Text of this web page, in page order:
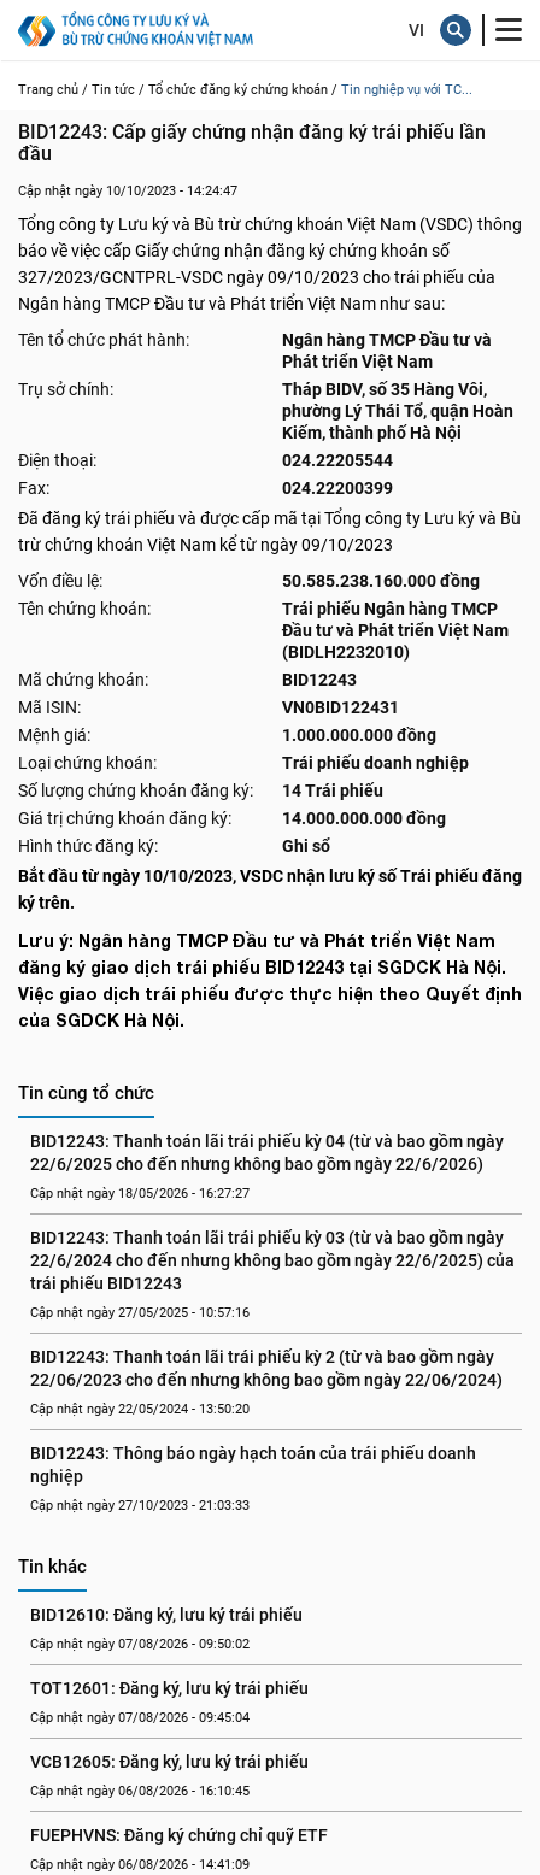
Trang chủ / Tin tức / Tổ chức đăng ký chứng khoán / Tin nghiệp vụ với TC...
BID12243: Cấp giấy chứng nhận đăng ký trái phiếu lần
đầu
Cập nhật ngày 10/10/2023 - 14:24:47
Tổng công ty Lưu ký và Bù trừ chứng khoán Việt Nam (VSDC) thông
báo về việc cấp Giấy chứng nhận đăng ký chứng khoán số
327/2023/GCNTPRL-VSDC ngày 09/10/2023 cho trái phiếu của
Ngân hàng TMCP Đầu tư và Phát triển Việt Nam như sau:
Tên tổ chức phát hành:
Ngân hàng TMCP Đầu tư và
Phát triển Việt Nam
Trụ sở chính:
Tháp BIDV, số 35 Hàng Vôi,
phường Lý Thái Tổ, quận Hoàn
Kiếm, thành phố Hà Nội
Điện thoại:
024.22205544
Fax:
024.22200399
Đã đăng ký trái phiếu và được cấp mã tại Tổng công ty Lưu ký và Bù
trừ chứng khoán Việt Nam kể từ ngày 09/10/2023
Vốn điều lệ:
50.585.238.160.000 đồng
Tên chứng khoán:
Trái phiếu Ngân hàng TMCP
Đầu tư và Phát triển Việt Nam
(BIDLH2232010)
Mã chứng khoán:
BID12243
Mã ISIN:
VN0BID122431
Mệnh giá:
1.000.000.000 đồng
Loại chứng khoán:
Trái phiếu doanh nghiệp
Số lượng chứng khoán đăng ký:
14 Trái phiếu
Giá trị chứng khoán đăng ký:
14.000.000.000 đồng
Hình thức đăng ký:
Ghi sổ
Bắt đầu từ ngày 10/10/2023, VSDC nhận lưu ký số Trái phiếu đăng
ký trên.
Lưu ý: Ngân hàng TMCP Đầu tư và Phát triển Việt Nam
đăng ký giao dịch trái phiếu BID12243 tại SGDCK Hà Nội.
Việc giao dịch trái phiếu được thực hiện theo Quyết định
của SGDCK Hà Nội.
Tin cùng tổ chức
BID12243: Thanh toán lãi trái phiếu kỳ 04 (từ và bao gồm ngày
22/6/2025 cho đến nhưng không bao gồm ngày 22/6/2026)
Cập nhật ngày 18/05/2026 - 16:27:27
BID12243: Thanh toán lãi trái phiếu kỳ 03 (từ và bao gồm ngày
22/6/2024 cho đến nhưng không bao gồm ngày 22/6/2025) của
trái phiếu BID12243
Cập nhật ngày 27/05/2025 - 10:57:16
BID12243: Thanh toán lãi trái phiếu kỳ 2 (từ và bao gồm ngày
22/06/2023 cho đến nhưng không bao gồm ngày 22/06/2024)
Cập nhật ngày 22/05/2024 - 13:50:20
BID12243: Thông báo ngày hạch toán của trái phiếu doanh
nghiệp
Cập nhật ngày 27/10/2023 - 21:03:33
Tin khác
BID12610: Đăng ký, lưu ký trái phiếu
Cập nhật ngày 07/08/2026 - 09:50:02
TOT12601: Đăng ký, lưu ký trái phiếu
Cập nhật ngày 07/08/2026 - 09:45:04
VCB12605: Đăng ký, lưu ký trái phiếu
Cập nhật ngày 06/08/2026 - 16:10:45
FUEPHVNS: Đăng ký chứng chỉ quỹ ETF
Cập nhật ngày 06/08/2026 - 14:41:09